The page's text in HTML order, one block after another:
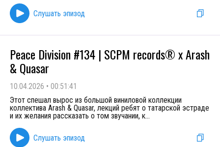
Слушать эпизод
Peace Division #134 | SCPM records® x Arash
& Quasar
10.04.2026 • 00:51:41
Этот спешал вырос из большой виниловой коллекции
коллектива Arash & Quasar, лекций ребят о татарской эстраде
и их желания рассказать о том звучании, к...
Слушать эпизод